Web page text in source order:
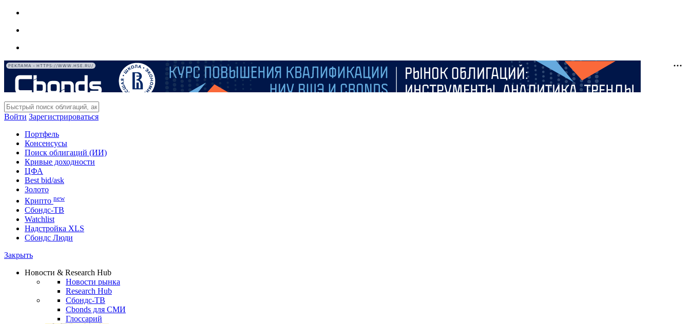
РЕКЛАМА • HTTPS://WWW.HSE.RU/
Войти Зарегистрироваться
Портфель
Консенсусы
Поиск облигаций (ИИ)
Кривые доходности
ЦФА
Best bid/ask
Золото
Крипто new
Сбондс-ТВ
Watchlist
Надстройка XLS
Сбондс Люди
Закрыть
Новости & Research Hub
Новости рынка
Research Hub
Сбондс-ТВ
Cbonds для СМИ
Глоссарий